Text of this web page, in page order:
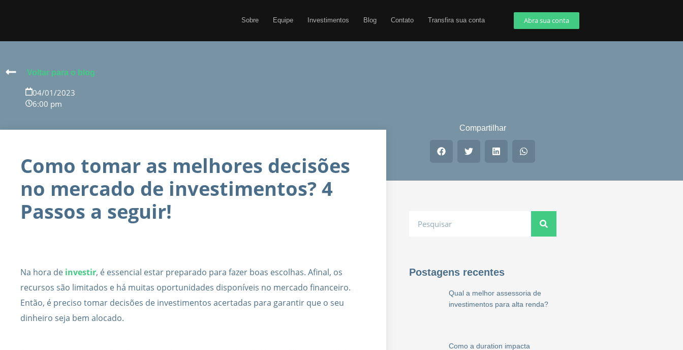
Sobre Equipe Investimentos Blog Contato Transfira sua conta Abra sua conta
Voltar para o blog
04/01/2023
6:00 pm
Como tomar as melhores decisões
no mercado de investimentos? 4
Passos a seguir!
Na hora de investir, é essencial estar preparado para fazer boas escolhas. Afinal, os
recursos são limitados e há muitas oportunidades disponíveis no mercado financeiro.
Então, é preciso tomar decisões de investimentos acertadas para garantir que o seu
dinheiro seja bem alocado.
Compartilhar
Postagens recentes
Qual a melhor assessoria de
investimentos para alta renda?
Como a duration impacta